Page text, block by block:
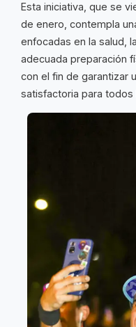
Esta iniciativa, que se
de enero, contempla
enfocadas en la salud,
adecuada preparación
con el fin de garantizar
satisfactoria para todos